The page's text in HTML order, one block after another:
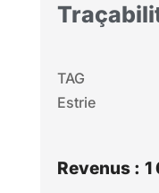
TAG
Estrie
Revenus : 1